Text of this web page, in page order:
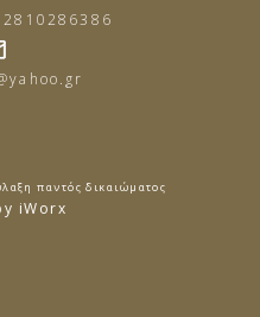
παντός δικαιώματος
iWorx